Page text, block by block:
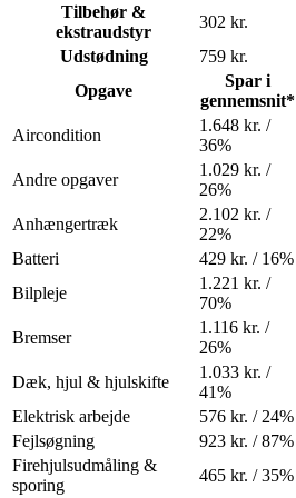
Tilbehør &
ekstraudstyr
302 kr.
Udstødning
759 kr.
Opgave
Spar i
gennemsnit*
Aircondition
1.648 kr. /
36%
Andre opgaver
1.029 kr. /
26%
Anhængertræk
2.102 kr. /
22%
Batteri 429 kr. / 16%
Bilpleje
1.221 kr. /
70%
Bremser
1.116 kr. /
26%
Dæk, hjul & hjulskifte
1.033 kr. /
41%
Elektrisk arbejde 576 kr. / 24%
Fejlsøgning 923 kr. / 87%
Firehjulsudmåling &
sporing
465 kr. / 35%